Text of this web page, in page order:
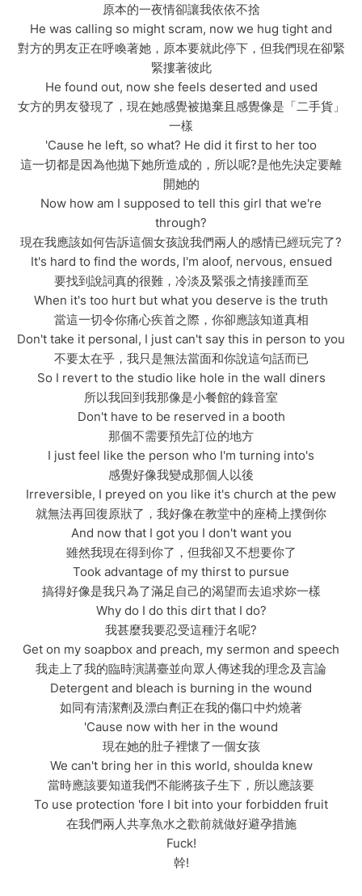
原本的一夜情卻讓我依依不捨
He was calling so might scram, now we hug tight and
對方的男友正在呼喚著她，原本要就此停下，但我們現在卻緊
緊摟著彼此
He found out, now she feels deserted and used
女方的男友發現了，現在她感覺被拋棄且感覺像是「二手貨」
一樣
'Cause he left, so what? He did it first to her too
這一切都是因為他拋下她所造成的，所以呢?是他先決定要離
開她的
Now how am I supposed to tell this girl that we're
through?
現在我應該如何告訴這個女孩說我們兩人的感情已經玩完了?
It's hard to find the words, I'm aloof, nervous, ensued
要找到說詞真的很難，冷淡及緊張之情接踵而至
When it's too hurt but what you deserve is the truth
當這一切令你痛心疾首之際，你卻應該知道真相
Don't take it personal, I just can't say this in person to you
不要太在乎，我只是無法當面和你說這句話而已
So I revert to the studio like hole in the wall diners
所以我回到我那像是小餐館的錄音室
Don't have to be reserved in a booth
那個不需要預先訂位的地方
I just feel like the person who I'm turning into's
感覺好像我變成那個人以後
Irreversible, I preyed on you like it's church at the pew
就無法再回復原狀了，我好像在教堂中的座椅上撲倒你
And now that I got you I don't want you
雖然我現在得到你了，但我卻又不想要你了
Took advantage of my thirst to pursue
搞得好像是我只為了滿足自己的渴望而去追求妳一樣
Why do I do this dirt that I do?
我甚麼我要忍受這種汙名呢?
Get on my soapbox and preach, my sermon and speech
我走上了我的臨時演講臺並向眾人傳述我的理念及言論
Detergent and bleach is burning in the wound
如同有清潔劑及漂白劑正在我的傷口中灼燒著
'Cause now with her in the wound
現在她的肚子裡懷了一個女孩
We can't bring her in this world, shoulda knew
當時應該要知道我們不能將孩子生下，所以應該要
To use protection 'fore I bit into your forbidden fruit
在我們兩人共享魚水之歡前就做好避孕措施
Fuck!
幹!